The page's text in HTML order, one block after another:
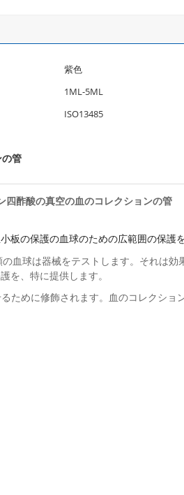
紫色
1ML-5ML
ISO13485
管
四酢酸の真空の血のコレクションの管
の保護の血球のための広範囲の保護
血球は器械をテストします。それは効
を、特に提供します。
ために修飾されます。血のコレクショ